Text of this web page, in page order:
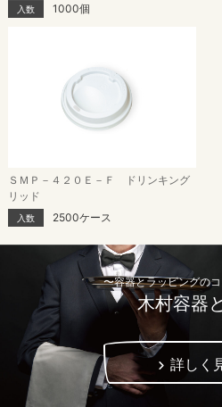
入数 1000個
ＳＭＰ－４２０Ｅ－Ｆ ドリンキング
リッド
入数 2500ケース
〜容器とラッピングの
木村容器
詳しく